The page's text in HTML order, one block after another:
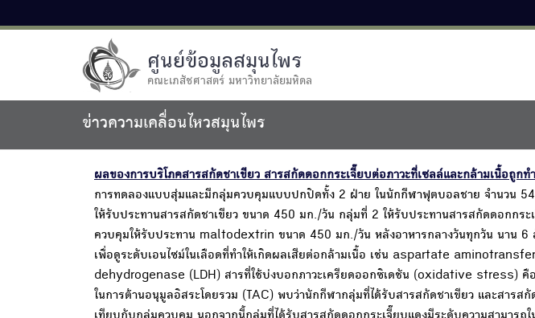
ศูนย์ข้อมูลสมุนไพร
คณะเภสัชศาสตร์ มหาวิทยาลัยมหิดล
ข่าวความเคลื่อนไหวสมุนไพร
ผลของการบริโภคสารสกัดชาเขียว สารสกัดดอกกระเจี๊ยบต่อภาวะที่เซลล์และกล้ามเนื้อถูก
การทดลองแบบสุ่มและมีกลุ่มควบคุมแบบปกปิดทั้ง 2 ฝ่าย ในนักกีฬาฟุตบอลชาย จำนวน
ให้รับประทานสารสกัดชาเขียว ขนาด 450 มก./วัน กลุ่มที่ 2 ให้รับประทานสารสกัดดอกก
ควบคุมให้รับประทาน maltodextrin ขนาด 450 มก./วัน หลังอาหารกลางวันทุกวัน นาน 6
เพื่อดูระดับเอนไซม์ในเลือดที่ทำให้เกิดผลเสียต่อกล้ามเนื้อ เช่น aspartate
dehydrogenase (LDH) สารที่ใช้บ่งบอกภาวะเครียดออกซิเดชัน (oxidative stress)
ในการต้านอนุมูลอิสระโดยรวม (TAC) พบว่านักกีฬากลุ่มที่ได้รับสารสกัดชาเขียว และสารส